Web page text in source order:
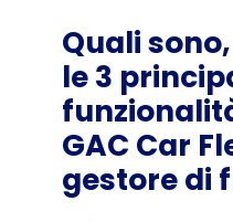
Quali
le 3
GAC Car
gestore di